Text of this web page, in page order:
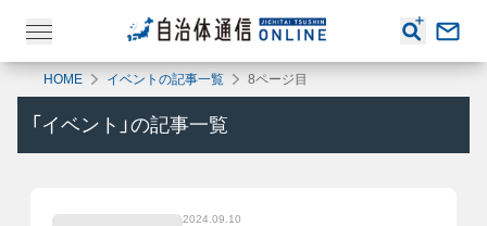
HOME イベントの記事一覧 8ページ目
「 イベント 」の記事一覧
2024.09.10